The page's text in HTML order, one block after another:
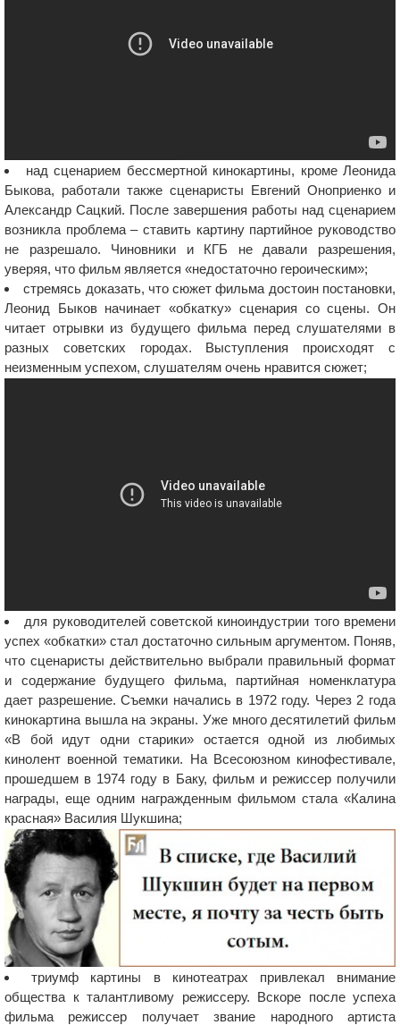
над сценарием бессмертной кинокартины, кроме Леонида
Быкова, работали также сценаристы Евгений Оноприенко и
Александр Сацкий. После завершения работы над сценарием
возникла проблема – ставить картину партийное руководство
не разрешало. Чиновники и КГБ не давали разрешения,
уверяя, что фильм является «недостаточно героическим»;
стремясь доказать, что сюжет фильма достоин постановки,
Леонид Быков начинает «обкатку» сценария со сцены. Он
читает отрывки из будущего фильма перед слушателями в
разных советских городах. Выступления происходят с
неизменным успехом, слушателям очень нравится сюжет;
для руководителей советской киноиндустрии того времени
успех «обкатки» стал достаточно сильным аргументом. Поняв,
что сценаристы действительно выбрали правильный формат
и содержание будущего фильма, партийная номенклатура
дает разрешение. Съемки начались в 1972 году. Через 2 года
кинокартина вышла на экраны. Уже много десятилетий фильм
«В бой идут одни старики» остается одной из любимых
кинолент военной тематики. На Всесоюзном кинофестивале,
прошедшем в 1974 году в Баку, фильм и режиссер получили
награды, еще одним награжденным фильмом стала «Калина
красная» Василия Шукшина;
триумф картины в кинотеатрах привлекал внимание
общества к талантливому режиссеру. Вскоре после успеха
фильма режиссер получает звание народного артиста